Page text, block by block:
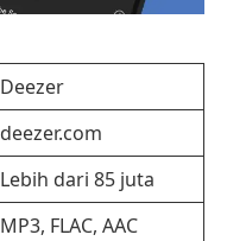
Deezer
deezer.com
Lebih dari 85 juta
MP3, FLAC, AAC